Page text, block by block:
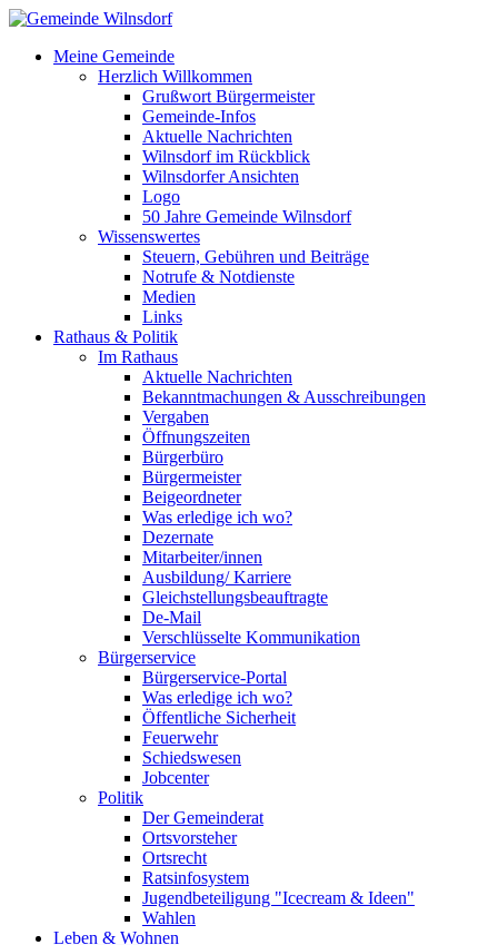
Meine Gemeinde
Herzlich Willkommen
Grußwort Bürgermeister
Gemeinde-Infos
Aktuelle Nachrichten
Wilnsdorf im Rückblick
Wilnsdorfer Ansichten
Logo
50 Jahre Gemeinde Wilnsdorf
Wissenswertes
Steuern, Gebühren und Beiträge
Notrufe & Notdienste
Medien
Links
Rathaus & Politik
Im Rathaus
Aktuelle Nachrichten
Bekanntmachungen & Ausschreibungen
Vergaben
Öffnungszeiten
Bürgerbüro
Bürgermeister
Beigeordneter
Was erledige ich wo?
Dezernate
Mitarbeiter/innen
Ausbildung/ Karriere
Gleichstellungsbeauftragte
De-Mail
Verschlüsselte Kommunikation
Bürgerservice
Bürgerservice-Portal
Was erledige ich wo?
Öffentliche Sicherheit
Feuerwehr
Schiedswesen
Jobcenter
Politik
Der Gemeinderat
Ortsvorsteher
Ortsrecht
Ratsinfosystem
Jugendbeteiligung "Icecream & Ideen"
Wahlen
Leben & Wohnen